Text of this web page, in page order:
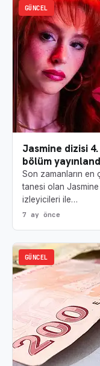
GÜNCEL
Jasmine dizisi
bölüm
Son zamanların
tanesi olan
izleyicileri ile…
7 ay önce
GÜNCEL